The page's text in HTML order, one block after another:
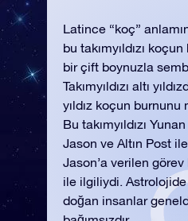
Latince “koç”
bu takımyıldızı
bir çift boynuzla
Takımyıldızı altı
yıldız koçun burnunu
Bu takımyıldızı
Jason ve Altın Post
Jason’a verilen
ile ilgiliydi.
doğan insanlar